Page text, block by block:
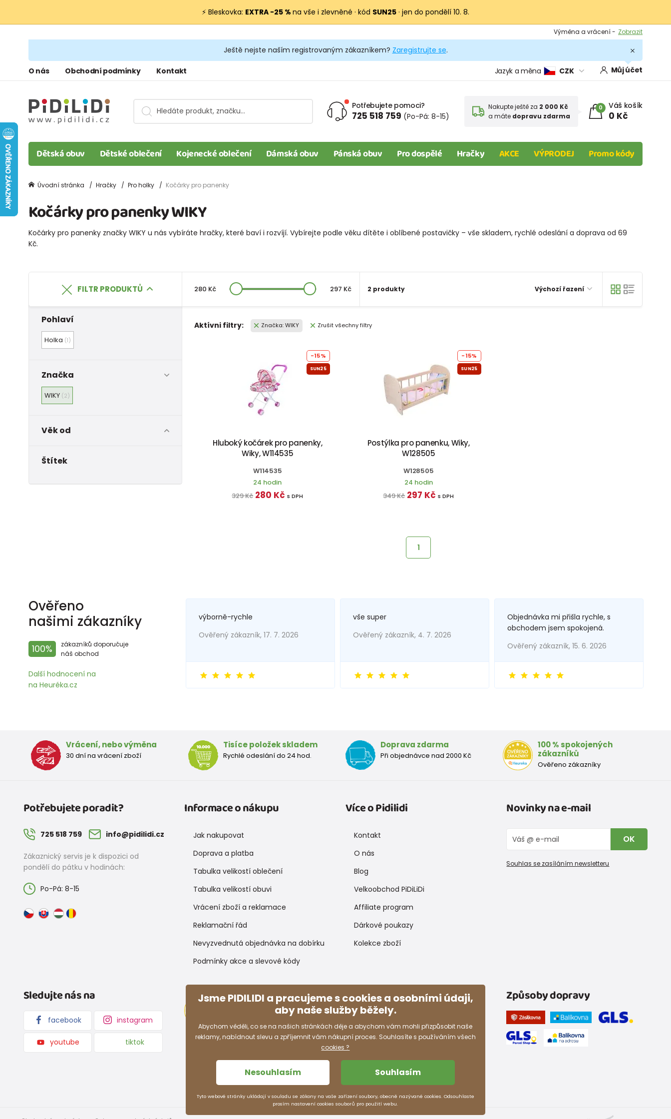
⚡ Bleskovka: EXTRA −25 % na vše i zlevněné · kód SUN25 · jen do pondělí 10. 8.
Výměna a vrácení - Zobrazit
Podmínky
Ještě nejste naším registrovaným zákazníkem? Zaregistrujte se.
O nás Obchodní podmínky Kontakt Jazyk a měna CZK Můj účet
Potřebujete pomoci?
725 518 759 (Po-Pá: 8-15)
Nakupte ještě za 2 000 Kč
a máte dopravu zdarma
0 Váš košík
0 Kč
Dětská obuv Dětské oblečení Kojenecké oblečení Dámská obuv Pánská obuv Pro dospělé Hračky AKCE VÝPRODEJ Promo kódy
Úvodní stránka Hračky Pro holky Kočárky pro panenky
Kočárky pro panenky WIKY
Kočárky pro panenky značky WIKY u nás vybíráte hračky, které baví i rozvíjí. Vybírejte podle věku dítěte i oblíbené postavičky – vše skladem, rychlé odeslání a doprava od 69
Kč.
FILTR PRODUKTŮ 2 produkty Výchozí řazení
Pohlaví
Holka (1)
Značka
WIKY (2)
Věk od
Štítek
280 Kč 297 Kč
Aktívni filtry: Značka: WIKY Zrušit všechny filtry
-15%
SUN25
Hluboký kočárek pro panenky,
Wiky, W114535
W114535
24 hodin
329 Kč 280 Kč s DPH
-15%
SUN25
Postýlka pro panenku, Wiky,
W128505
W128505
24 hodin
349 Kč 297 Kč s DPH
1
Ověřeno
našimi zákazníky
100%
zákazníků doporučuje
náš obchod
Další hodnocení na
na Heuréka.cz
výborně-rychle
Ověřený zákazník, 17. 7. 2026
vše super
Ověřený zákazník, 4. 7. 2026
Objednávka mi přišla rychle, s
obchodem jsem spokojená.
Ověřený zákazník, 15. 6. 2026
Vrácení, nebo výměna
30 dní na vrácení zboží
Tisíce položek skladem
Rychlé odeslání do 24 hod.
Doprava zdarma
Při objednávce nad 2000 Kč
100 % spokojených
zákazníků
Ověřeno zákazníky
Potřebujete poradit?
725 518 759 info@pidilidi.cz
Zákaznický servis je k dispozici od
pondělí do pátku v hodinách:
Po-Pá: 8-15
Informace o nákupu
Jak nakupovat
Doprava a platba
Tabulka velikostí oblečení
Tabulka velikostí obuvi
Vrácení zboží a reklamace
Reklamační řád
Nevyzvednutá objednávka na dobírku
Podmínky akce a slevové kódy
Více o Pidilidi
Kontakt
O nás
Blog
Velkoobchod PiDiLiDi
Affiliate program
Dárkové poukazy
Kolekce zboží
Novinky na e-mail
OK
Souhlas se zasíláním newsletteru
Sledujte nás na
facebook instagram
youtube tiktok
Způsoby platby Způsoby dopravy
Jsme PIDILIDI a pracujeme s cookies a osobními údaji,
aby naše služby běžely.
Abychom věděli, co se na našich stránkách děje a abychom vám mohli přizpůsobit naše
reklamy, nabídnout slevu a zpříjemnit vám nákupní proces. Souhlasíte s používáním všech
cookies ?
Nesouhlasím Souhlasím
Tyto webové stránky ukládají v souladu se zákony na vaše zařízení soubory, obecně nazývané cookies. Odsouhlaste
prosím nastavení cookies souborů pro použití webu.